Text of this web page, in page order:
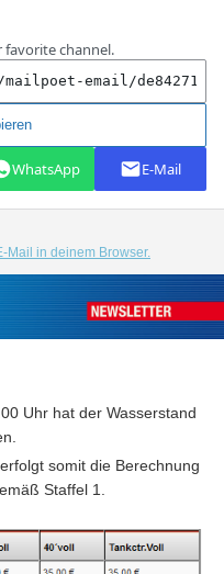
Mail in deinem Browser.
Uhr hat der Wasserstand
somit die Berechnung
Staffel 1.